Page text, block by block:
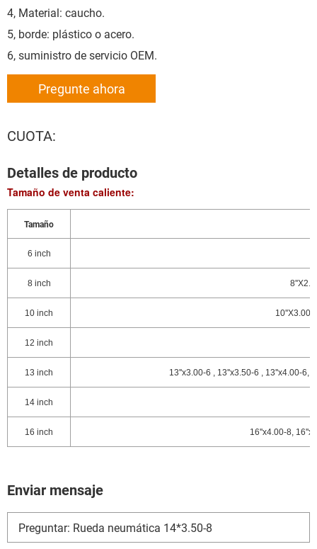
4, Material: caucho.
5, borde: plástico o acero.
6, suministro de servicio OEM.
Pregunte ahora
CUOTA:
Detalles de producto
Tamaño de venta caliente:
Tamaño
6 inch
8 inch
10 inch 10''X3.00-
12 inch
13 inch 13''x3.00-6 , 13''x3.50-6 , 13''x4.00-6,
14 inch
16 inch 16''x4.00-8,
Enviar mensaje